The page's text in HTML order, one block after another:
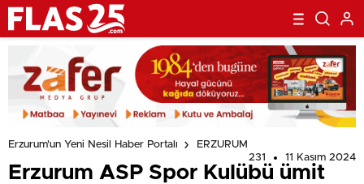
Erzurum'un Yeni Nesil Haber Portalı
ERZURUM
231
11 Kasım 2024
Erzurum ASP Spor Kulübü ümit